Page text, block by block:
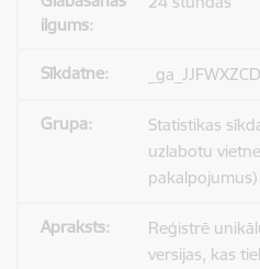
Statistikas
uzlabotu
pakalpojumus)
Reģistrē
versijas, kas